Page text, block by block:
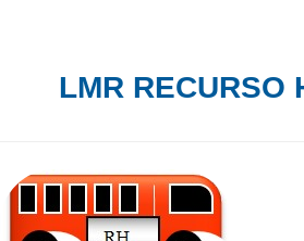
LMR RECURSO